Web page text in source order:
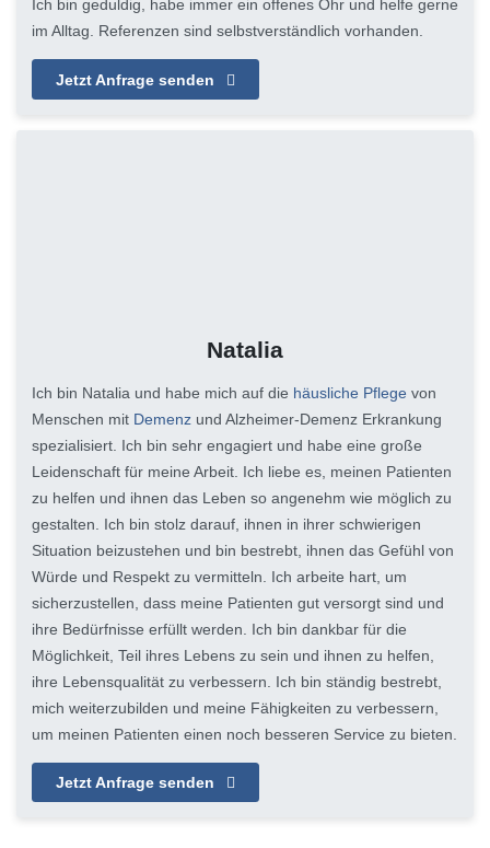
Ich bin geduldig, habe immer ein offenes Ohr und helfe gerne
im Alltag. Referenzen sind selbstverständlich vorhanden.
Jetzt Anfrage senden
Natalia
Ich bin Natalia und habe mich auf die häusliche Pflege von
Menschen mit Demenz und Alzheimer-Demenz Erkrankung
spezialisiert. Ich bin sehr engagiert und habe eine große
Leidenschaft für meine Arbeit. Ich liebe es, meinen Patienten
zu helfen und ihnen das Leben so angenehm wie möglich zu
gestalten. Ich bin stolz darauf, ihnen in ihrer schwierigen
Situation beizustehen und bin bestrebt, ihnen das Gefühl von
Würde und Respekt zu vermitteln. Ich arbeite hart, um
sicherzustellen, dass meine Patienten gut versorgt sind und
ihre Bedürfnisse erfüllt werden. Ich bin dankbar für die
Möglichkeit, Teil ihres Lebens zu sein und ihnen zu helfen,
ihre Lebensqualität zu verbessern. Ich bin ständig bestrebt,
mich weiterzubilden und meine Fähigkeiten zu verbessern,
um meinen Patienten einen noch besseren Service zu bieten.
Jetzt Anfrage senden